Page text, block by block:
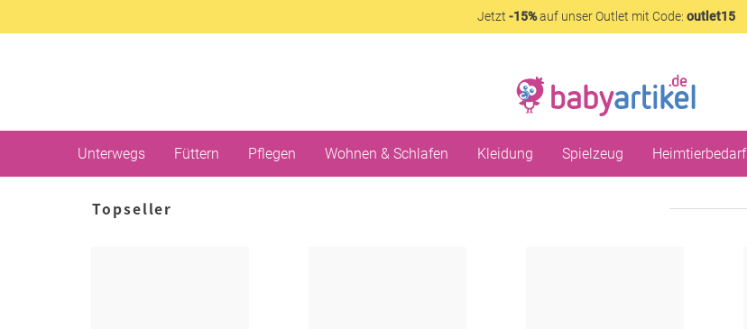
Jetzt -15%auf unser Outlet mit Code: outlet15
Unterwegs Füttern Pflegen Wohnen & Schlafen Kleidung Spielzeug Heimtierbedarf
Topseller